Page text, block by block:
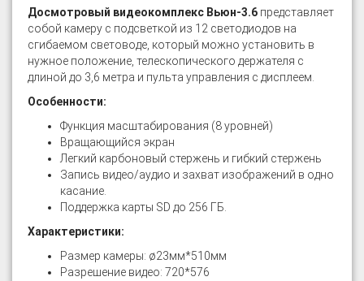
Досмотровый видеокомплекс Вьюн-3.6 представляет
собой камеру с подсветкой из 12 светодиодов на
сгибаемом световоде, который можно установить в
нужное положение, телескопического держателя с
длиной до 3,6 метра и пульта управления с дисплеем.
Особенности:
Функция масштабирования (8 уровней)
Вращающийся экран
Легкий карбоновый стержень и гибкий стержень
Запись видео/аудио и захват изображений в одно
касание.
Поддержка карты SD до 256 ГБ.
Характеристики:
Размер камеры: ø23мм*510мм
Разрешение видео: 720*576